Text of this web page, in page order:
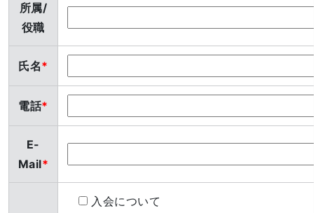
所属/
役職
氏名
電話
E-
Mail
入会について